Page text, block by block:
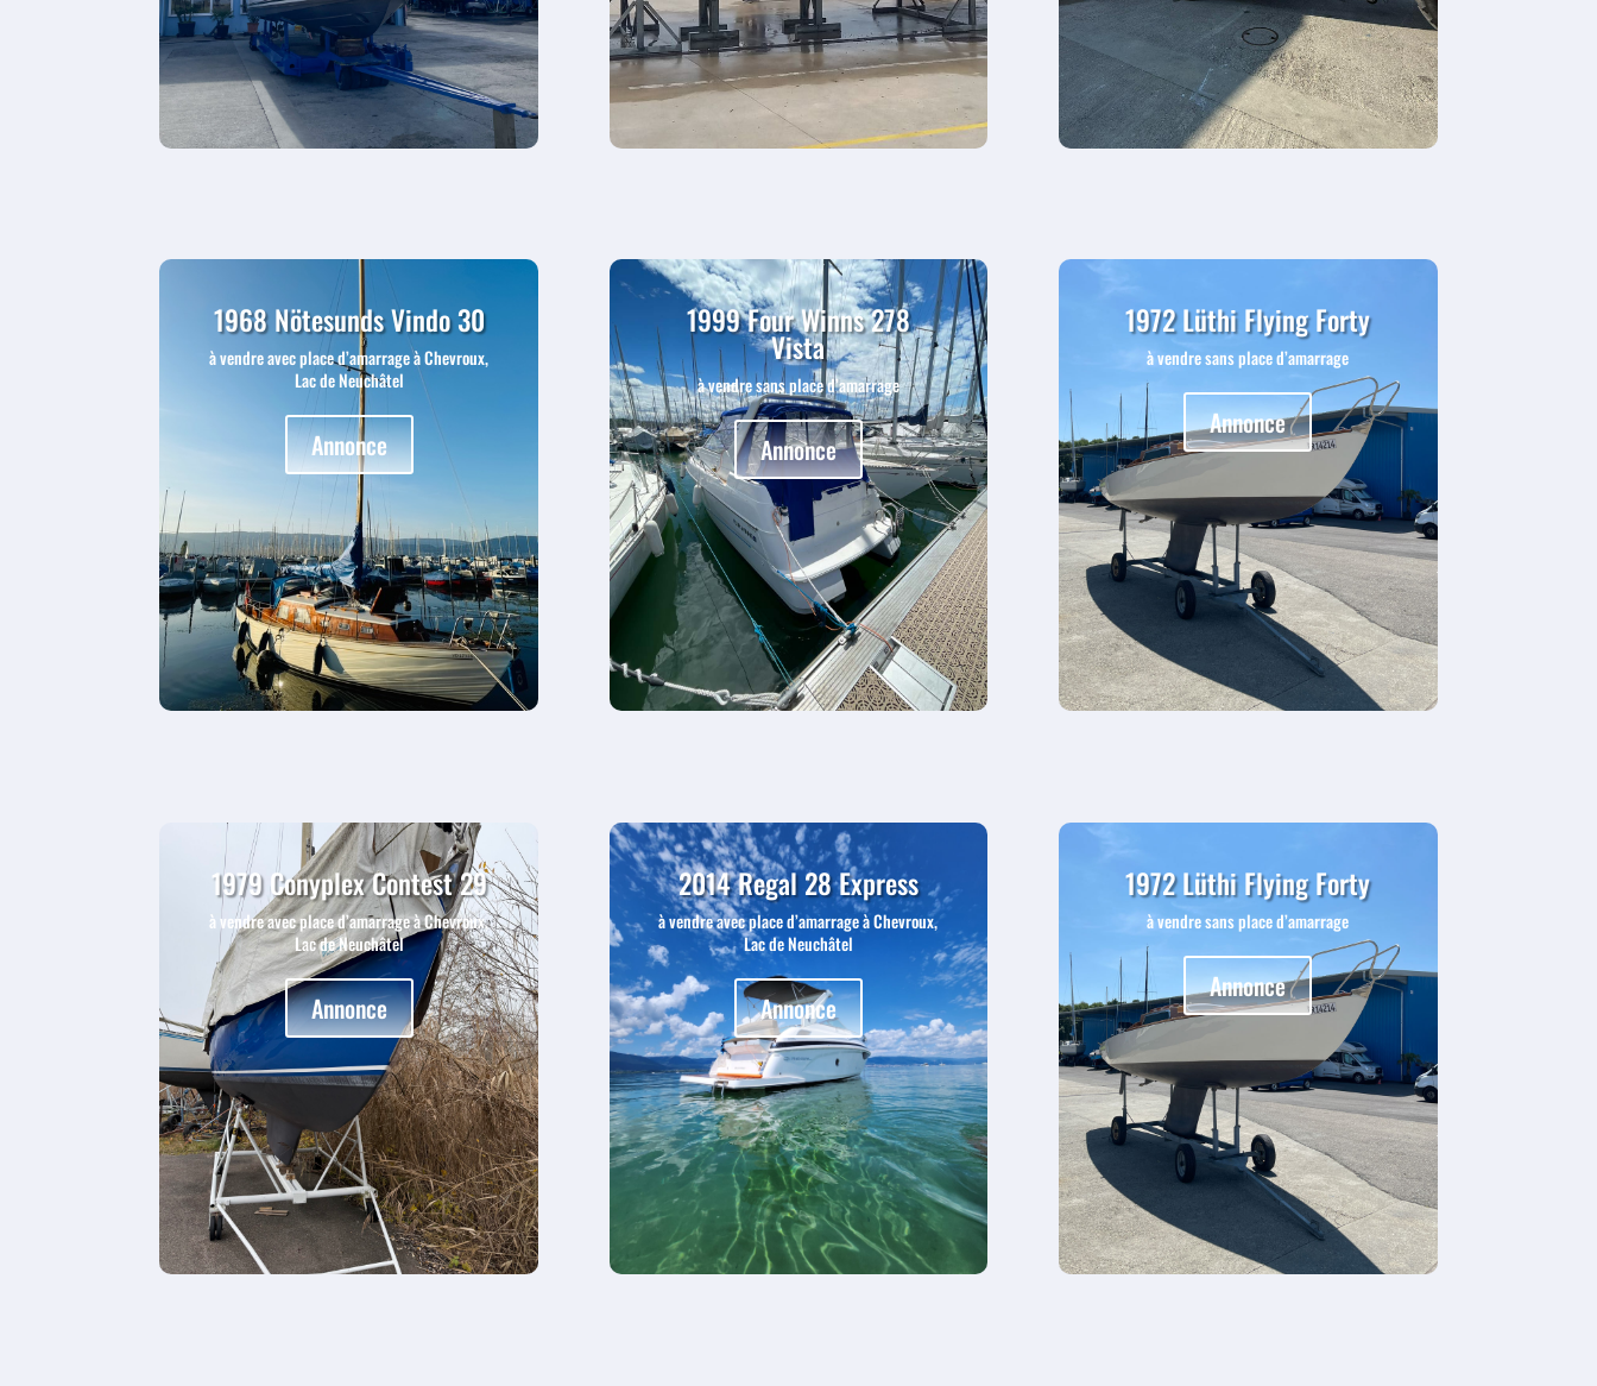
1968 Nötesunds Vindo 30
à vendre avec place d’amarrage à Chevroux,
Lac de Neuchâtel
Annonce
1999 Four Winns 278
Vista
à vendre sans place d’amarrage
Annonce
1972 Lüthi Flying Forty
à vendre sans place d’amarrage
Annonce
1979 Conyplex Contest 29
à vendre avec place d’amarrage à Chevroux,
Lac de Neuchâtel
Annonce
2014 Regal 28 Express
à vendre avec place d’amarrage à Chevroux,
Lac de Neuchâtel
Annonce
1972 Lüthi Flying Forty
à vendre sans place d’amarrage
Annonce